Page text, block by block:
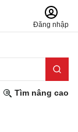
Đăng nhập
Tìm nâng cao